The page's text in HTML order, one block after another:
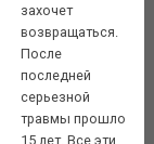
захочет
возвращаться.
После
последней
серьезной
травмы прошло
15 лет. Все эти